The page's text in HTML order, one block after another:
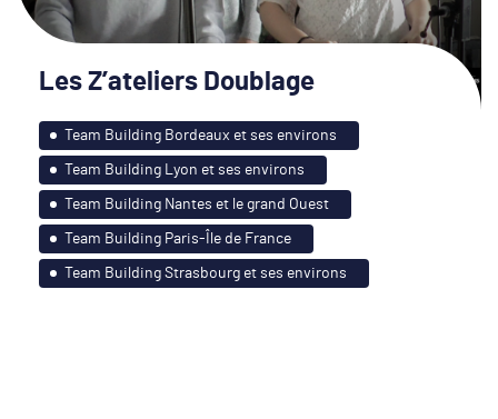
Les Z’ateliers Doublage
Team Building Bordeaux et ses environs
Team Building Lyon et ses environs
Team Building Nantes et le grand Ouest
Team Building Paris-Île de France
Team Building Strasbourg et ses environs